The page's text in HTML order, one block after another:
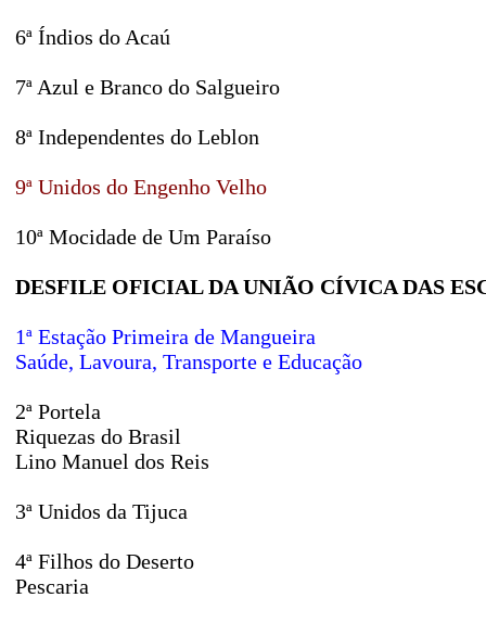
6ª Índios do Acaú
7ª Azul e Branco do Salgueiro
8ª Independentes do Leblon
9ª Unidos do Engenho Velho
10ª Mocidade de Um Paraíso
DESFILE OFICIAL DA UNIÃO CÍVICA DAS
1ª Estação Primeira de Mangueira
Saúde, Lavoura, Transporte e Educação
2ª Portela
Riquezas do Brasil
Lino Manuel dos Reis
3ª Unidos da Tijuca
4ª Filhos do Deserto
Pescaria